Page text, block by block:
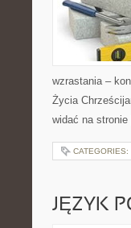
wzrastania –
Życia
widać na
CATEGORIES:
JĘZYK